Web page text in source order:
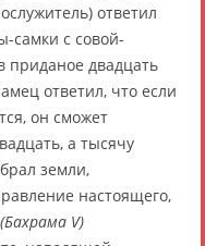
ответил
самки с совой-
приданое двадцать
ответил, что если
он сможет
а тысячу
земли,
настоящего,
V)